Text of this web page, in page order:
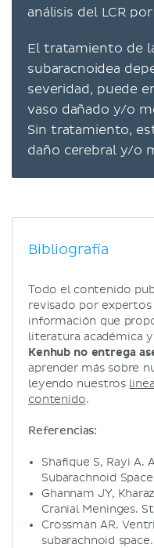
análisis del LCR
El tratamiento de
subaracnoidea
severidad, puede
vaso dañado y/o
Sin tratamiento,
daño cerebral y/o
Bibliografía
Todo el contenido
revisado por
información que
literatura académica
Kenhub no entrega
aprender más sobre
leyendo nuestros
contenido.
Referencias:
Shafique S, Rayi A.
Subarachnoid
Ghannam JY,
Cranial Meninges.
Crossman AR.
subarachnoid